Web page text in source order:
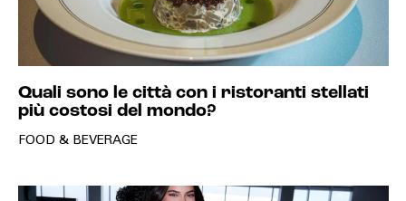
Quali sono le città con i ristoranti stellati
più costosi del mondo?
FOOD & BEVERAGE